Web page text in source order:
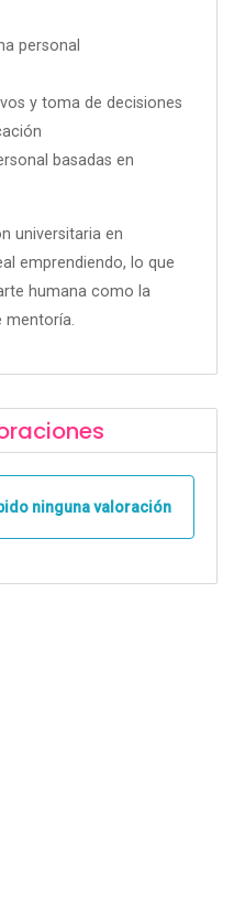
personal
y toma de decisiones
basadas en
universitaria en
emprendiendo, lo que
humana como la
mentoría.
ninguna valoración